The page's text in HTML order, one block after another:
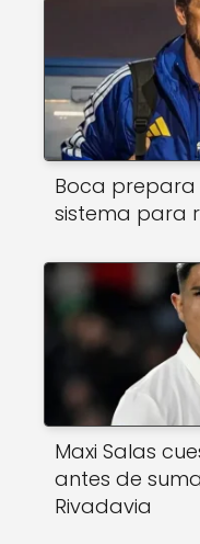
Boca
sistema para
Maxi Salas
antes de
Rivadavia